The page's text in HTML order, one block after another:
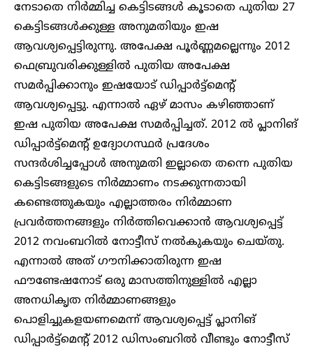
നേടാതെ നിർമ്മിച്ച കെട്ടിടങ്ങൾ കൂടാതെ പുതിയ 27
കെട്ടിടങ്ങൾക്കുള്ള അനുമതിയും ഇഷ
ആവശ്യപ്പെട്ടിരുന്നു. അപേക്ഷ പൂർണ്ണമല്ലെന്നും 2012
ഫെബ്രുവരിക്കുള്ളിൽ പുതിയ അപേക്ഷ
സമർപ്പിക്കാനും ഇഷയോട് ഡിപ്പാർട്ട്മെന്റ്
ആവശ്യപ്പെട്ടു. എന്നാൽ ഏഴ് മാസം കഴിഞ്ഞാണ്
ഇഷ പുതിയ അപേക്ഷ സമർപ്പിച്ചത്. 2012 ൽ പ്ലാനിങ്
ഡിപ്പാർട്ട്മെന്റ് ഉദ്യോഗസ്ഥർ പ്രദേശം
സന്ദർശിച്ചപ്പോൾ അനുമതി ഇല്ലാതെ തന്നെ പുതിയ
കെട്ടിടങ്ങളുടെ നിർമ്മാണം നടക്കുന്നതായി
കണ്ടെത്തുകയും എല്ലാത്തരം നിർമ്മാണ
പ്രവർത്തനങ്ങളും നിർത്തിവെക്കാൻ ആവശ്യപ്പെട്ട്
2012 നവംബറിൽ നോട്ടീസ് നൽകുകയും ചെയ്തു.
എന്നാൽ അത് ഗൗനിക്കാതിരുന്ന ഇഷ
ഫൗണ്ടേഷനോട് ഒരു മാസത്തിനുള്ളിൽ‌ എല്ലാ
അനധികൃത നിർമ്മാണങ്ങളും
പൊളിച്ചുകളയണമെന്ന് ആവശ്യപ്പെട്ട് പ്ലാനിങ്
ഡിപ്പാർട്ട്മെന്റ് 2012 ഡിസംബറിൽ വീണ്ടും നോട്ടീസ്